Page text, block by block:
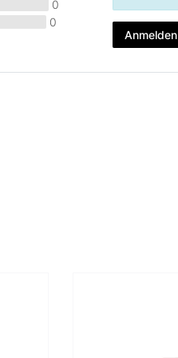
0
0
Anmelden